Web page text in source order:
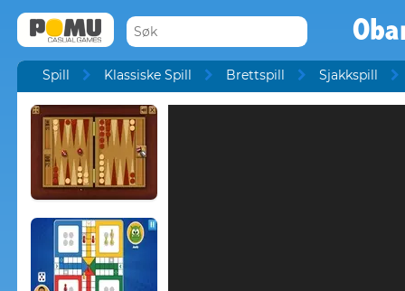
Spill Klassiske Spill Brettspill Sjakkspill